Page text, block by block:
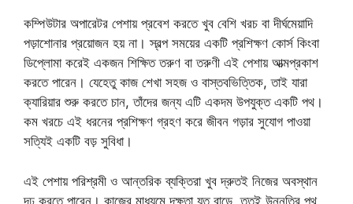
কম্পিউটার অপারেটর পেশায় প্রবেশ করতে খুব বেশি খরচ বা দীর্ঘমেয়াদি
পড়াশোনার প্রয়োজন হয় না। স্বল্প সময়ের একটি প্রশিক্ষণ কোর্স কিংবা
ডিপ্লোমা করেই একজন শিক্ষিত তরুণ বা তরুণী এই পেশায় আত্মপ্রকাশ
করতে পারেন। যেহেতু কাজ শেখা সহজ ও বাস্তবভিত্তিক, তাই যারা
ক্যারিয়ার শুরু করতে চান, তাঁদের জন্য এটি একদম উপযুক্ত একটি পথ।
কম খরচে এই ধরনের প্রশিক্ষণ গ্রহণ করে জীবন গড়ার সুযোগ পাওয়া
সত্যিই একটি বড় সুবিধা।
এই পেশায় পরিশ্রমী ও আন্তরিক ব্যক্তিরা খুব দ্রুতই নিজের অবস্থান
দৃঢ় করতে পারেন। কাজের মাধ্যমে দক্ষতা যত বাড়ে, ততই উন্নতির পথ